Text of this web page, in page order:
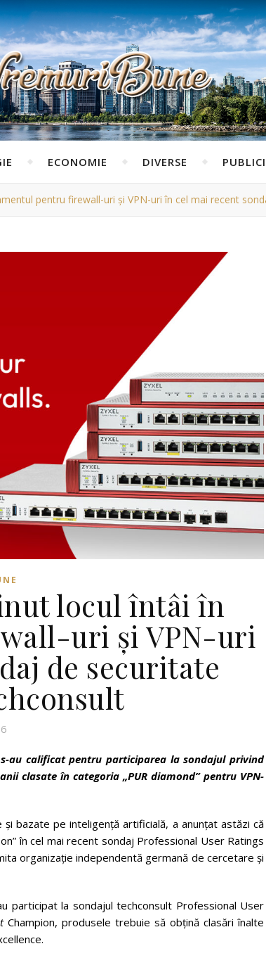
ECONOMIE DIVERSE
pentru firewall-uri și VPN-uri în cel mai recent
locul întâi în
uri și VPN-uri
de securitate
au calificat pentru participarea la sondajul privind
clasate în categoria „PUR diamond” pentru VPN-
bazate pe inteligență artificială, a anunțat astăzi că
în cel mai recent sondaj Professional User Ratings
organizație independentă germană de cercetare și
participat la sondajul techconsult Professional User
Champion, produsele trebuie să obțină clasări înalte